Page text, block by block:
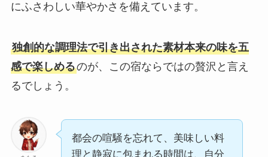
にふさわしい華やかさを備えています。
独創的な調理法で引き出された素材本来の味を五
感で楽しめるのが、この宿ならではの贅沢と言え
るでしょう。
都会の喧騒を忘れて、美味しい料
理と静寂に包まれる時間は、自分